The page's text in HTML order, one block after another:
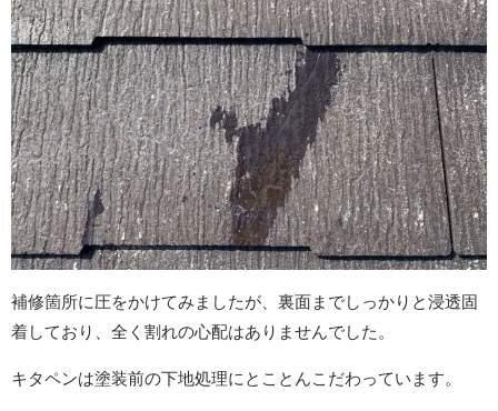
補修箇所に圧をかけてみましたが、裏面までしっかりと浸透固
着しており、全く割れの心配はありませんでした。
キタペンは塗装前の下地処理にとことんこだわっています。